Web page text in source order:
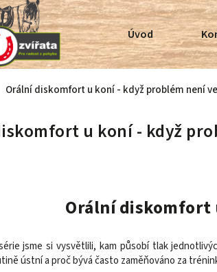
Úvod
Orální diskomfort u koní - když problém není
u koní - když
Orální diskomfort
jsme si vysvětlili, kam působí tlak
ústní a proč bývá často zaměňováno za